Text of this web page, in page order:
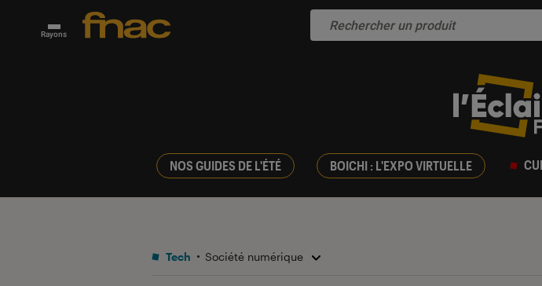
Rayons
NOS GUIDES DE L'ÉTÉ BOICHI : L'EXPO VIRTUELLE
Tech Société numérique